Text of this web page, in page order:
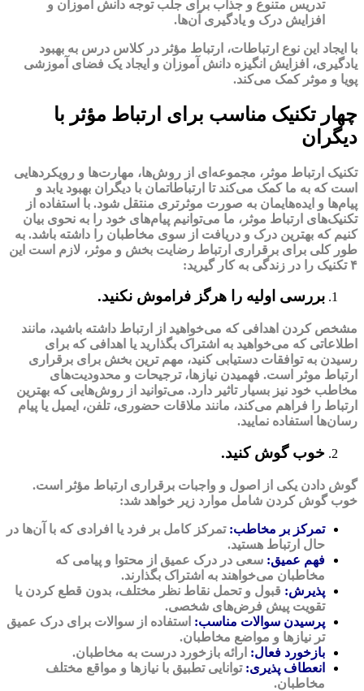
تدریس متنوع و جذاب برای جلب توجه دانش ‌آموزان و
افزایش درک و یادگیری آن‌ها.
با ایجاد این نوع ارتباطات، ارتباط مؤثر در کلاس درس به بهبود
یادگیری، افزایش انگیزه دانش ‌آموزان و ایجاد یک فضای آموزشی
پویا و موثر کمک می‌کند.
چهار تکنیک مناسب برای ارتباط مؤثر با
دیگران
تکنیک ارتباط موثر، مجموعه‌ای از روش‌ها، مهارت‌ها و رویکردهایی
است که به ما کمک می‌کند تا ارتباطاتمان با دیگران بهبود یابد و
پیام‌ها و ایده‌هایمان به صورت موثرتری منتقل شود. با استفاده از
تکنیک‌های ارتباط موثر، ما می‌توانیم پیام‌‌های خود را به نحوی بیان
کنیم که بهترین درک و دریافت از سوی مخاطبان را داشته باشد. به
‌طور کلی برای برقراری ارتباط رضایت ‌بخش و موثر، لازم است این
۴ تکنیک را در زندگی به کار گیرید:
بررسی اولیه را هرگز فراموش نکنید.
مشخص کردن اهدافی که می‌خواهید از ارتباط داشته باشید، مانند
اطلاعاتی که می‌خواهید به اشتراک بگذارید یا اهدافی که برای
رسیدن به توافقات دستیابی کنید، مهم ترین بخش برای برقراری
ارتباط موثر است. فهمیدن نیازها، ترجیحات و محدودیت‌های
مخاطب خود نیز بسیار تاثیر دارد. می‌توانید از روش‌‌هایی که بهترین
ارتباط را فراهم می‌‌کند، مانند ملاقات حضوری، تلفن، ایمیل یا پیام
‌رسان‌ها استفاده نمایید.
خوب گوش کنید.
گوش‌ دادن یکی از اصول و واجبات برقراری ارتباط مؤثر است.
خوب گوش کردن شامل موارد زیر خواهد شد:
تمرکز بر مخاطب: تمرکز کامل بر فرد یا افرادی که با آن‌ها در
حال ارتباط هستید.
فهم عمیق: سعی در درک عمیق از محتوا و پیامی که
مخاطبان می‌خواهند به اشتراک بگذارند.
پذیرش: قبول و تحمل نقاط نظر مختلف، بدون قطع کردن یا
تقویت پیش ‌فرض‌های شخصی.
پرسیدن سوالات مناسب: استفاده از سوالات برای درک عمیق‌
تر نیازها و مواضع مخاطبان.
بازخورد فعال: ارائه بازخورد درست به مخاطبان.
انعطاف پذیری: توانایی تطبیق با نیازها و مواقع مختلف
مخاطبان.